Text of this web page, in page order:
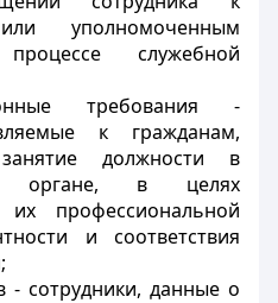
уполномоченным
служебной
требования -
к гражданам,
должности в
органе, в целях
профессиональной
и соответствия
- сотрудники, данные о